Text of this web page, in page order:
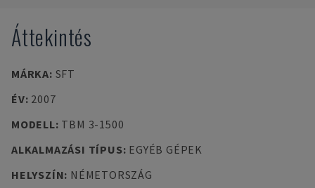
Áttekintés
MÁRKA: SFT
ÉV: 2007
MODELL: TBM 3-1500
ALKALMAZÁSI TÍPUS: EGYÉB GÉPEK
HELYSZÍN: NÉMETORSZÁG